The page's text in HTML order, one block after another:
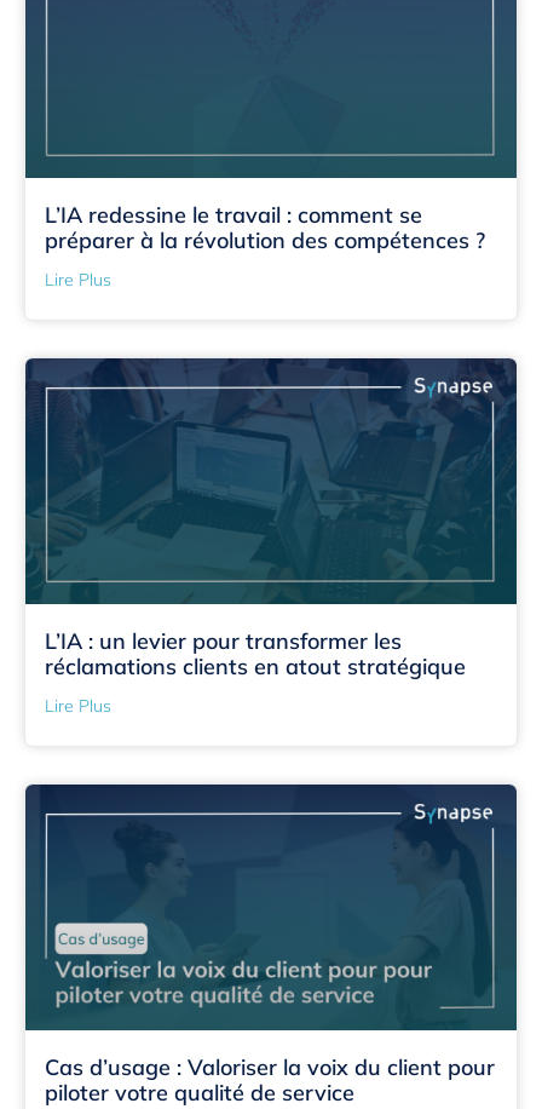
L’IA redessine le travail : comment se
préparer à la révolution des compétences ?
Lire Plus
L’IA : un levier pour transformer les
réclamations clients en atout stratégique
Lire Plus
Cas d’usage : Valoriser la voix du client pour
piloter votre qualité de service